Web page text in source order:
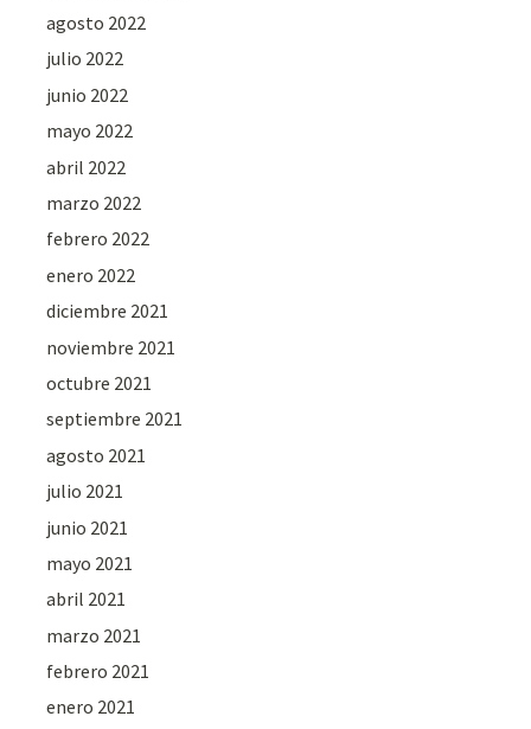
agosto 2022
julio 2022
junio 2022
mayo 2022
abril 2022
marzo 2022
febrero 2022
enero 2022
diciembre 2021
noviembre 2021
octubre 2021
septiembre 2021
agosto 2021
julio 2021
junio 2021
mayo 2021
abril 2021
marzo 2021
febrero 2021
enero 2021